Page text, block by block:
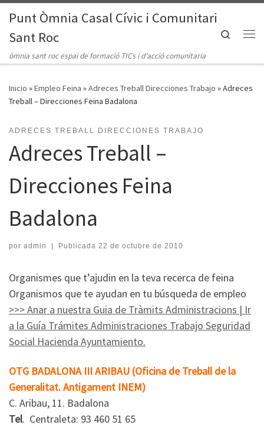
Saltar al contenido
Punt Òmnia Casal Cívic i Comunitari
Sant Roc
òmnia sant roc espai de formació TICs i d'acció comunitaria
Search
Inicio »Empleo Feina »Adreces Treball Direcciones Trabajo »Adreces
Treball – Direcciones Feina Badalona
ADRECES TREBALL DIRECCIONES TRABAJO
Adreces Treball –
Direcciones Feina
Badalona
por admin Publicada 22 de octubre de 2010
Organismes que t’ajudin en la teva recerca de feina
Organismos que te ayudan en tu búsqueda de empleo
>>> Anar a nuestra Guia de Tràmits Administracions | Ir
a la Guía Trámites Administraciones Trabajo Seguridad
Social Hacienda Ayuntamiento.
OTG BADALONA III ARIBAU (Oficina de Treball de la
Generalitat. Antigament INEM)
C. Aribau, 11. Badalona
Tel. Centraleta: 93 460 51 65